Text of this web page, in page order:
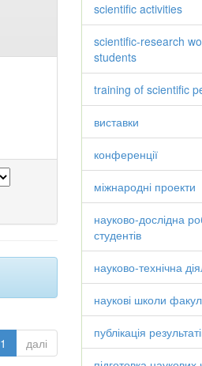
1 далі
scientific activities
scientific-research
students
training of scientific
виставки
конференції
міжнародні проекти
науково-дослідна
студентів
науково-технічна
наукові школи
публікація